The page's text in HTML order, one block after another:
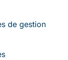
de gestion